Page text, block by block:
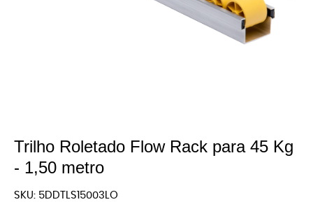
Trilho Roletado Flow Rack para 45 Kg
- 1,50 metro
SKU: 5DDTLS15003LO